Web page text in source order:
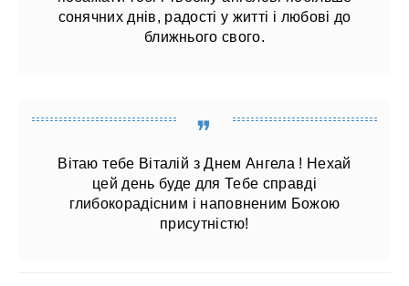
сонячних днів, радості у житті і любові до
ближнього свого.
Вітаю тебе Віталій з Днем Ангела ! Нехай
цей день буде для Тебе справді
глибокорадісним і наповненим Божою
присутністю!